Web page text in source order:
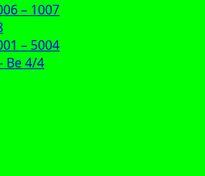
– 1007
– 5004
Be 4/4